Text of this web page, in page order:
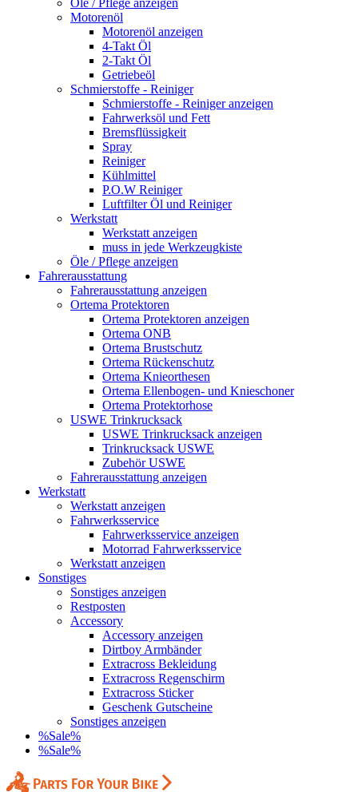
Öle / Pflege anzeigen
Motorenöl
Motorenöl anzeigen
4-Takt Öl
2-Takt Öl
Getriebeöl
Schmierstoffe - Reiniger
Schmierstoffe - Reiniger anzeigen
Fahrwerksöl und Fett
Bremsflüssigkeit
Spray
Reiniger
Kühlmittel
P.O.W Reiniger
Luftfilter Öl und Reiniger
Werkstatt
Werkstatt anzeigen
muss in jede Werkzeugkiste
Öle / Pflege anzeigen
Fahrerausstattung
Fahrerausstattung anzeigen
Ortema Protektoren
Ortema Protektoren anzeigen
Ortema ONB
Ortema Brustschutz
Ortema Rückenschutz
Ortema Knieorthesen
Ortema Ellenbogen- und Knieschoner
Ortema Protektorhose
USWE Trinkrucksack
USWE Trinkrucksack anzeigen
Trinkrucksack USWE
Zubehör USWE
Fahrerausstattung anzeigen
Werkstatt
Werkstatt anzeigen
Fahrwerksservice
Fahrwerksservice anzeigen
Motorrad Fahrwerksservice
Werkstatt anzeigen
Sonstiges
Sonstiges anzeigen
Restposten
Accessory
Accessory anzeigen
Dirtboy Armbänder
Extracross Bekleidung
Extracross Regenschirm
Extracross Sticker
Geschenk Gutscheine
Sonstiges anzeigen
%Sale%
%Sale%